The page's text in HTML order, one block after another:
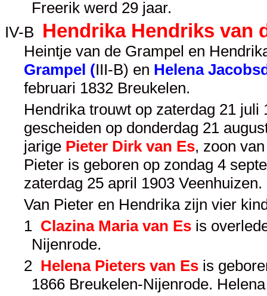
Freerik werd 29 jaar.
IV-B Hendrika Hendriks van
Heintje van de Grampel en
Grampel (III-B) en Helena
februari 1832 Breukelen.
Hendrika trouwt op zaterdag 21
gescheiden op donderdag 21
jarige Pieter Dirk van Es, zoon
Pieter is geboren op zondag 4
zaterdag 25 april 1903
Van Pieter en Hendrika zijn vier
1 Clazina Maria van Es is
Nijenrode.
2 Helena Pieters van Es is
1866 Breukelen-Nijenrode.